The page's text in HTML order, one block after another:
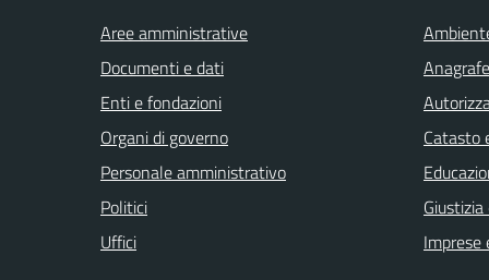
Aree amministrative
Documenti e dati
Enti e fondazioni
Organi di governo
Personale amministrativo
Politici
Uffici
Catasto
Imprese